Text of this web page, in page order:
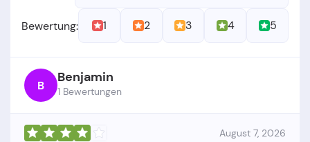
Bewertung: 1 2 3 4 5
B Benjamin
1 Bewertungen
August 7, 2026